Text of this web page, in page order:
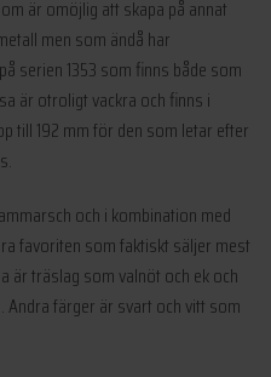
är omöjlig att skapa på annat
men som ändå har
serien 1353 som finns både som
är otroligt vackra och finns i
till 192 mm för den som letar efter
och i kombination med
favoriten som faktiskt säljer mest
är träslag som valnöt och ek och
färger är svart och vitt som